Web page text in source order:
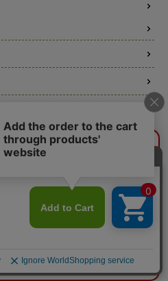
¥0 閉じる
本体色：
選択してください
本体代：¥0